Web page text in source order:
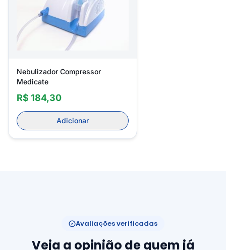
Nebulizador Compressor
Medicate
R$ 184,30
Adicionar
Avaliações verificadas
Veja a opinião de quem já